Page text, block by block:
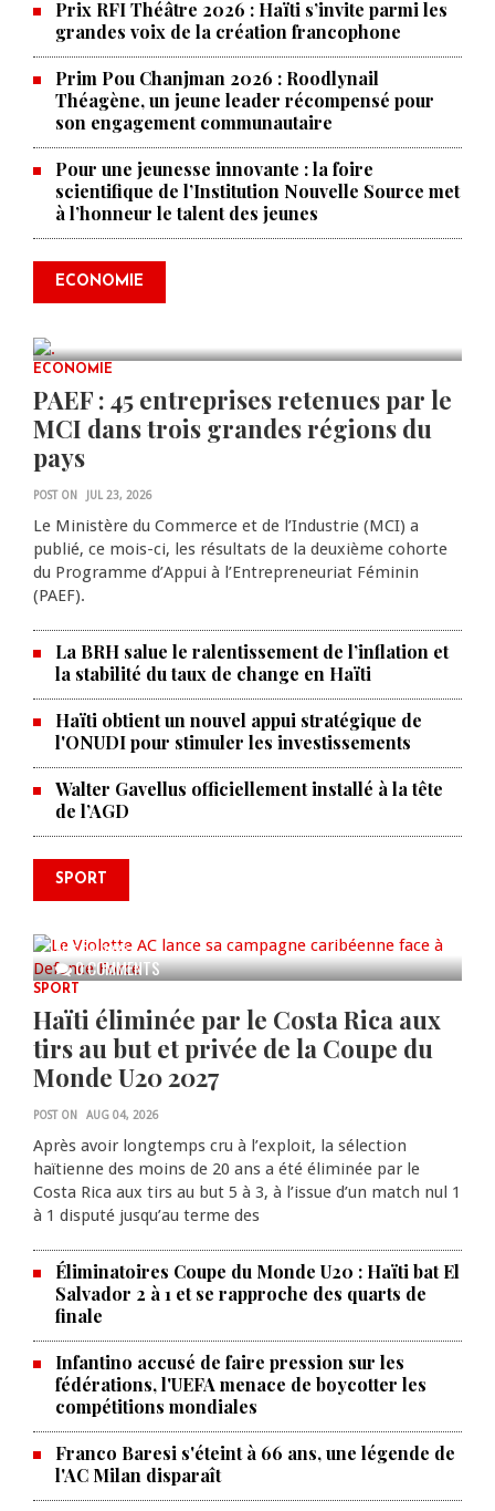
Prix RFI Théâtre 2026 : Haïti s’invite parmi les
grandes voix de la création francophone
Prim Pou Chanjman 2026 : Roodlynail
Théagène, un jeune leader récompensé pour
son engagement communautaire
Pour une jeunesse innovante : la foire
scientifique de l’Institution Nouvelle Source met
à l’honneur le talent des jeunes
ECONOMIE
0 COMMENTS
Produire le savoir pour
transformer Haïti : BRH lance la
2ᵉ édition de ses Journées
scientifiques
ECONOMIE
PAEF : 45 entreprises retenues par le
MCI dans trois grandes régions du
pays
POST ON JUL 23, 2026
Le Ministère du Commerce et de l’Industrie (MCI) a
publié, ce mois-ci, les résultats de la deuxième cohorte
du Programme d’Appui à l’Entrepreneuriat Féminin
(PAEF).
La BRH salue le ralentissement de l’inflation et
la stabilité du taux de change en Haïti
Haïti obtient un nouvel appui stratégique de
l'ONUDI pour stimuler les investissements
Walter Gavellus officiellement installé à la tête
de l’AGD
SPORT
0 COMMENTS
Le Violette AC lance sa campagne
AUG 04, 2026
SPORT
Haïti éliminée par le Costa Rica aux
tirs au but et privée de la Coupe du
Monde U20 2027
POST ON AUG 04, 2026
Après avoir longtemps cru à l’exploit, la sélection
haïtienne des moins de 20 ans a été éliminée par le
Costa Rica aux tirs au but 5 à 3, à l’issue d’un match nul 1
à 1 disputé jusqu’au terme des
Éliminatoires Coupe du Monde U20 : Haïti bat El
Salvador 2 à 1 et se rapproche des quarts de
finale
Infantino accusé de faire pression sur les
fédérations, l'UEFA menace de boycotter les
compétitions mondiales
Franco Baresi s'éteint à 66 ans, une légende de
l'AC Milan disparaît